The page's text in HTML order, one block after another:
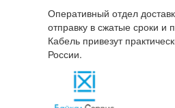
Оперативный отдел
отправку в сжатые сроки
Кабель привезут
России.